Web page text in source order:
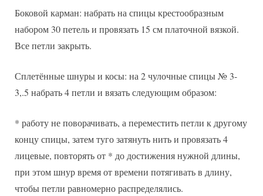
Боковой карман: набрать на спицы крестообразным
набором 30 петель и провязать 15 см платочной вязкой.
Все петли закрыть.
Сплетённые шнуры и косы: на 2 чулочные спицы № 3-
3,.5 набрать 4 петли и вязать следующим образом:
* работу не поворачивать, а переместить петли к другому
концу спицы, затем туго затянуть нить и провязать 4
лицевые, повторять от * до достижения нужной длины,
при этом шнур время от времени потягивать в длину,
чтобы петли равномерно распределялись.